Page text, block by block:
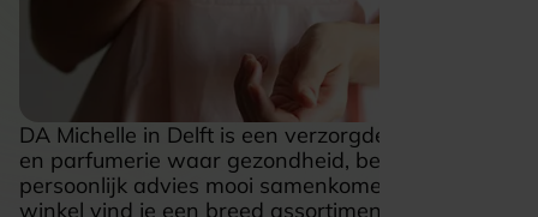
DA Michelle in Delft is een verzorgde drogisterij
en parfumerie waar gezondheid, beauty en
persoonlijk advies mooi samenkomen. In de
winkel vind je een breed assortiment met